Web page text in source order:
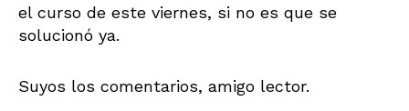
el curso de este viernes, si no es que se
solucionó ya.
Suyos los comentarios, amigo lector.